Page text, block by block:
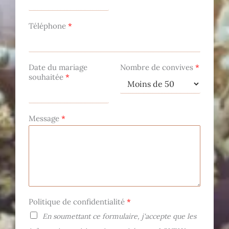
Téléphone *
Date du mariage
souhaitée *
Nombre de convives *
Message *
Politique de confidentialité *
En soumettant ce formulaire, j'accepte que les